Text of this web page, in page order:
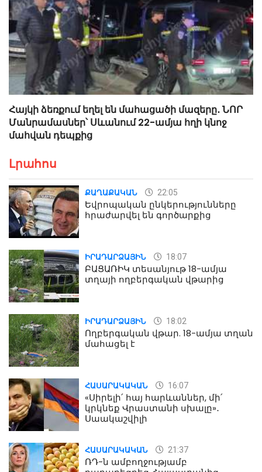
Հայկի ձեռքում եղել են մահացածի մազերը․ ՆՈՐ
Մանրամասներ՝ Սևանում 22-ամյա հղի կնոջ
մահվան դեպքից
Լրահոս
ՔԱՂԱՔԱԿԱՆ 22:05
Եվրոպական ընկերությունները
հրաժարվել են գործարքից
ԻՐԱԴԱՐՁԱՅԻՆ 18:07
ԲԱՑԱՌԻԿ տեսանյութ 18-ամյա
տղայի ողբերգական վթարից
ԻՐԱԴԱՐՁԱՅԻՆ 18:02
Ողբերգական վթար. 18-ամյա տղան
մահացել է
ՀԱՍԱՐԱԿԱԿԱՆ 16:07
«Սիրելի՛ հայ հարևաններ, մի՛
կրկնեք Վրաստանի սխալը»․
Սաակաշվիլի
ՀԱՍԱՐԱԿԱԿԱՆ 21:37
ՌԴ-ն ամբողջությամբ